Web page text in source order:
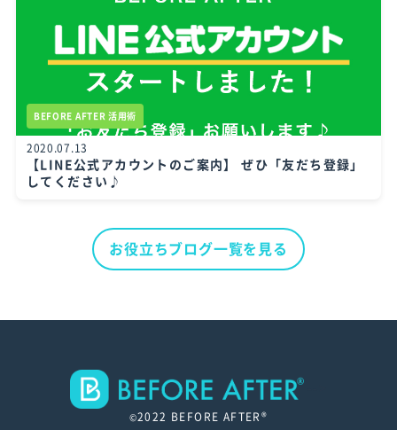
BEFORE AFTER 活用術
2020.07.13
【LINE公式アカウントのご案内】 ぜひ「友だち登録」
してください♪
お役立ちブログ一覧を見る
©2022 BEFORE AFTER®